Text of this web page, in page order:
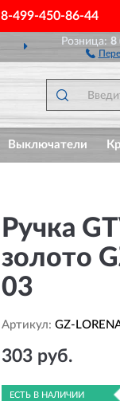
8-499-450-86-44
Розница:8
Выключатели
Ручка
золото
03
Артикул: GZ-
303 руб.
ЕСТЬ В НАЛИЧИИ